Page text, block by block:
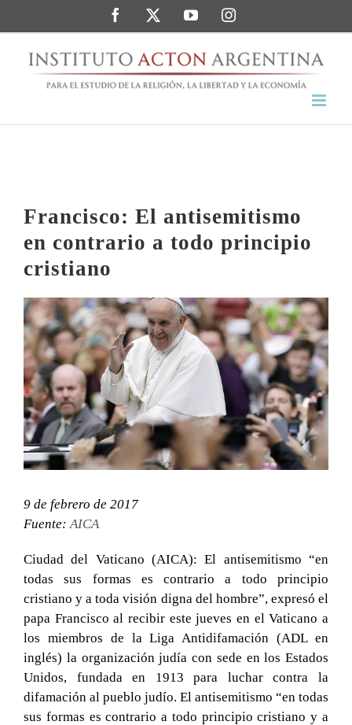
al
contenido
FacebookTwitterYouTubeInstagram
Francisco: El antisemitismo
en contrario a todo principio
cristiano
Ver
imagen
más
grande
9 de febrero de 2017
Fuente: AICA
Ciudad del Vaticano (AICA): El antisemitismo “en
todas sus formas es contrario a todo principio
cristiano y a toda visión digna del hombre”, expresó el
papa Francisco al recibir este jueves en el Vaticano a
los miembros de la Liga Antidifamación (ADL en
inglés) la organización judía con sede en los Estados
Unidos, fundada en 1913 para luchar contra la
difamación al pueblo judío. El antisemitismo “en todas
sus formas es contrario a todo principio cristiano y a